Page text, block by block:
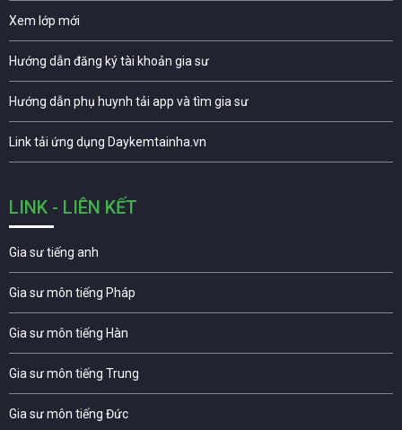
Xem lớp mới
Hướng dẫn đăng ký tài khoản gia sư
Hướng dẫn phụ huynh tải app và tìm gia sư
Link tải ứng dụng Daykemtainha.vn
LINK - LIÊN KẾT
Gia sư tiếng anh
Gia sư môn tiếng Pháp
Gia sư môn tiếng Hàn
Gia sư môn tiếng Trung
Gia sư môn tiếng Đức